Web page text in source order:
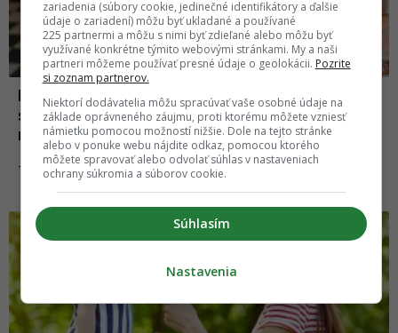
Neetické, ale účinné: Rodičia odhalili
svoje tajné výchovné triky, ktoré fungujú
na deti ako mágia
TIPY A TRIKY
zariadenia (súbory cookie, jedinečné identifikátory a ďalšie
údaje o zariadení) môžu byť ukladané a používané
225 partnermi a môžu s nimi byť zdieľané alebo môžu byť
využívané konkrétne týmito webovými stránkami. My a naši
partneri môžeme používať presné údaje o geolokácii. Pozrite
si zoznam partnerov.
Niektorí dodávatelia môžu spracúvať vaše osobné údaje na
základe oprávneného záujmu, proti ktorému môžete vzniesť
námietku pomocou možností nižšie. Dole na tejto stránke
alebo v ponuke webu nájdite odkaz, pomocou ktorého
môžete spravovať alebo odvolať súhlas v nastaveniach
ochrany súkromia a súborov cookie.
Súhlasím
Nastavenia